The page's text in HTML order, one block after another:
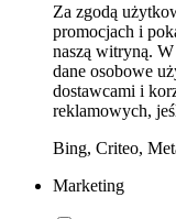
Za zgodą
promocjach i
naszą witryną.
dane osobowe
dostawcami i
reklamowych,
Bing, Criteo,
Marketing